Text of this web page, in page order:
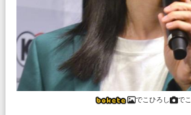
でこひろし で